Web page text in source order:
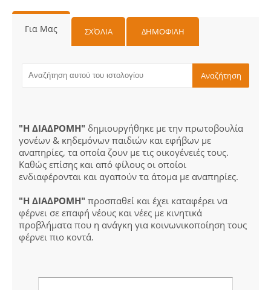
Για Μας ΣΧΌΛΙΑ ΔΗΜΟΦΙΛΗ
"Η ΔΙΑΔΡΟΜΗ" δημιουργήθηκε με την πρωτοβουλία
γονέων & κηδεμόνων παιδιών και εφήβων με
αναπηρίες, τα οποία ζουν με τις οικογένειές τους.
Καθώς επίσης και από φίλους οι οποίοι
ενδιαφέρονται και αγαπούν τα άτομα με αναπηρίες.
"Η ΔΙΑΔΡΟΜΗ" προσπαθεί και έχει καταφέρει να
φέρνει σε επαφή νέους και νέες με κινητικά
προβλήματα που η ανάγκη για κοινωνικοποίηση τους
φέρνει πιο κοντά.